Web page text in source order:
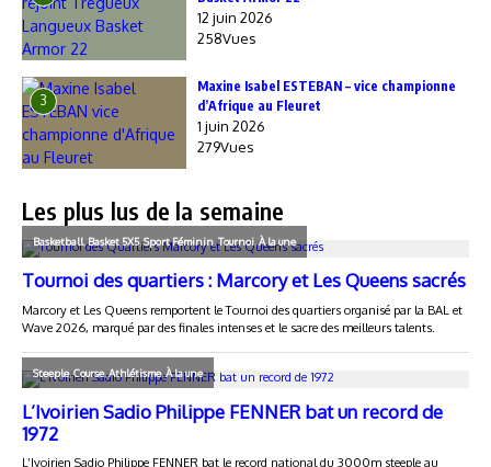
12 juin 2026
258Vues
3
Maxine Isabel ESTEBAN – vice championne
d’Afrique au Fleuret
1 juin 2026
279Vues
Les plus lus de la semaine